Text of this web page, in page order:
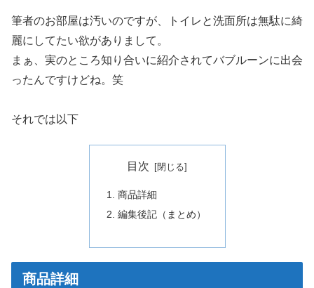
筆者のお部屋は汚いのですが、トイレと洗面所は無駄に綺
麗にしてたい欲がありまして。
まぁ、実のところ知り合いに紹介されてバブルーンに出会
ったんですけどね。笑
それでは以下
目次
商品詳細
編集後記（まとめ）
商品詳細